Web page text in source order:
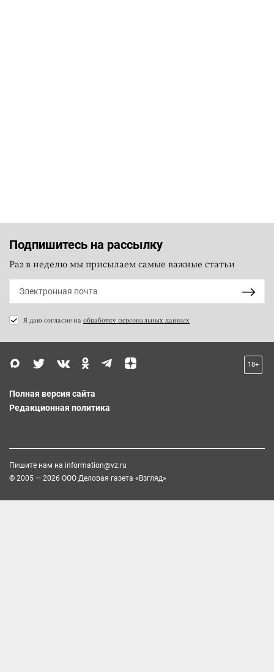
Подпишитесь на рассылку
Раз в неделю мы присылаем самые важные статьи
Я даю согласие на обработку персональных данных
18+
Полная версия сайта
Редакционная политика
Пишите нам на information@vz.ru
© 2005 — 2026 ООО Деловая газета «Взгляд»